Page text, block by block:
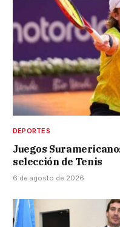
DEPORTES
Juegos
selección de Tenis
6 de agosto de 2026